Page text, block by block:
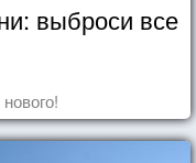
выброси все